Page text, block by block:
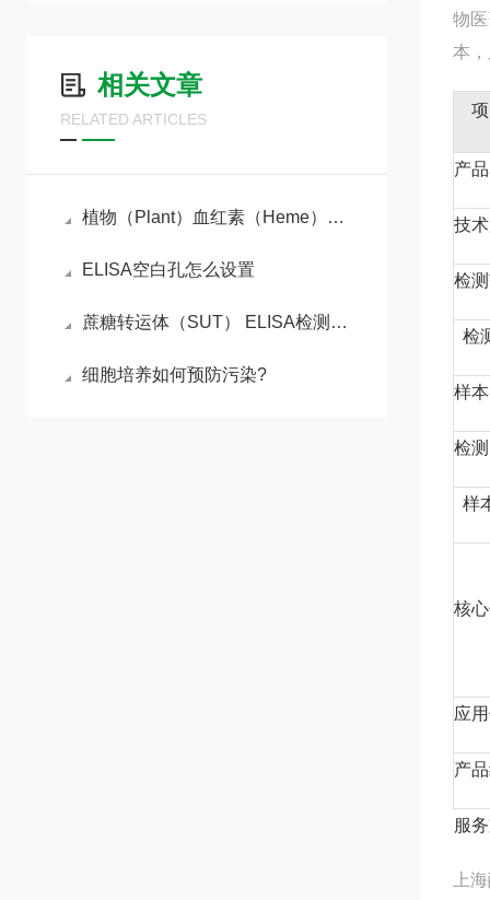
相关文章
RELATED ARTICLES
植物（Plant）血红素（Heme）ELISA检测试剂盒的工作原理
ELISA空白孔怎么设置
蔗糖转运体（SUT） ELISA检测试剂盒操作步骤
细胞培养如何预防污染?
物
本
产
技
检
检
样
检
样
核
应
产
服
上